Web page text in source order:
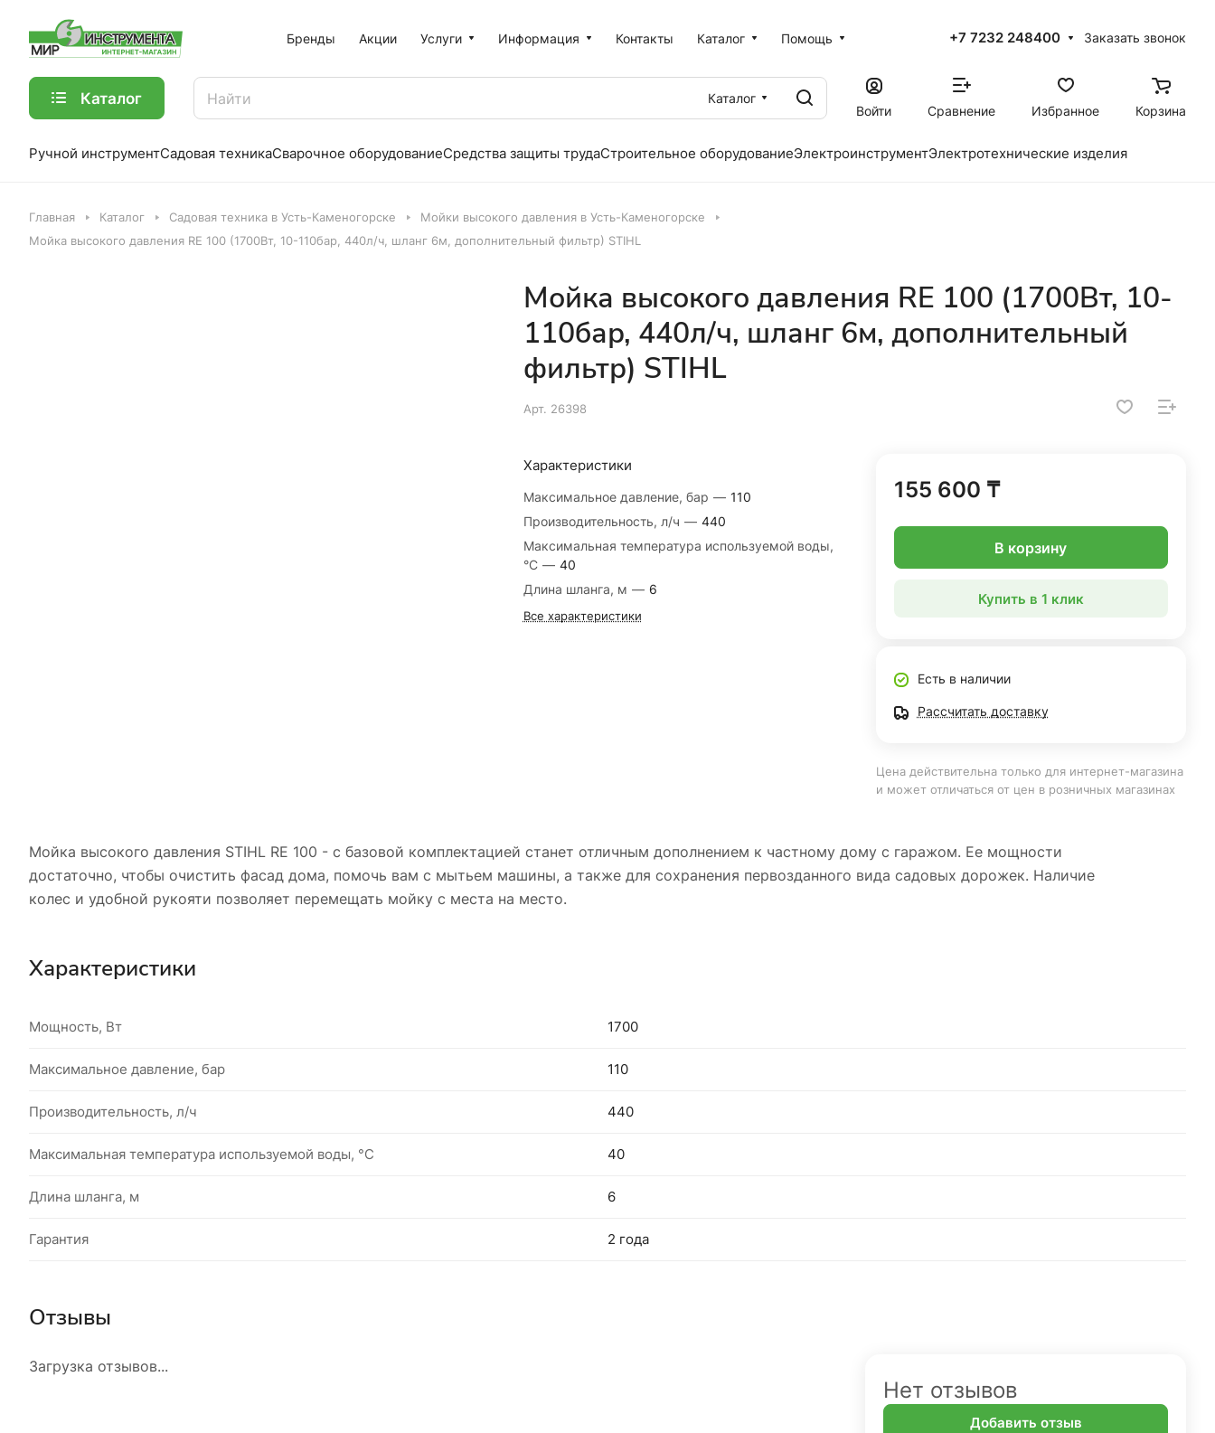
Бренды Акции Услуги Информация Контакты Каталог Помощь +7 7232 248400 Заказать звонок
Каталог
Каталог
Войти
Сравнение Избранное Корзина
Ручной инструментСадовая техникаСварочное оборудованиеСредства защиты трудаСтроительное оборудованиеЭлектроинструментЭлектротехнические изделия
Главная Каталог Садовая техника в Усть-Каменогорске
Мойки высокого давления в Усть-Каменогорске
Мойка высокого давления RE 100 (1700Вт, 10-110бар, 440л/ч, шланг 6м, дополнительный фильтр) STIHL
Мойка высокого давления RE 100 (1700Вт, 10-
110бар, 440л/ч, шланг 6м, дополнительный
фильтр) STIHL
Арт. 26398
Характеристики
Максимальное давление, бар — 110
Производительность, л/ч — 440
Максимальная температура используемой воды,
°C — 40
Длина шланга, м — 6
Все характеристики
155 600 ₸
В корзину
Купить в 1 клик
Есть в наличии
Рассчитать доставку
Цена действительна только для интернет-магазина
и может отличаться от цен в розничных магазинах
Мойка высокого давления STIHL RE 100 - с базовой комплектацией станет отличным дополнением к частному дому с гаражом. Ее мощности
достаточно, чтобы очистить фасад дома, помочь вам с мытьем машины, а также для сохранения первозданного вида садовых дорожек. Наличие
колес и удобной рукояти позволяет перемещать мойку с места на место.
Характеристики
Мощность, Вт 1700
Максимальное давление, бар 110
Производительность, л/ч 440
Максимальная температура используемой воды, °C 40
Длина шланга, м 6
Гарантия 2 года
Отзывы
Загрузка отзывов...
Нет отзывов
Добавить отзыв